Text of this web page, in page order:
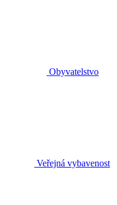
Obyvatelstvo
Veřejná vybavenost